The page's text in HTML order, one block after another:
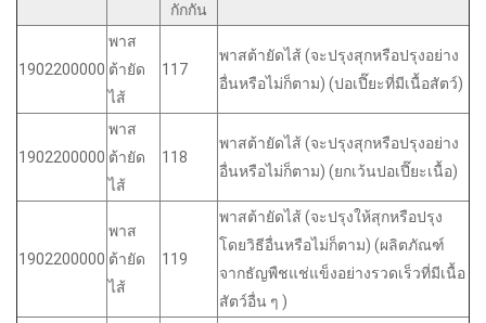
กักกัน
1902200000
พาส
ต้ายัด
ไส้
117
พาสต้ายัดไส้ (จะปรุงสุกหรือปรุงอย่าง
อื่นหรือไม่ก็ตาม) (ปอเปี๊ยะที่มีเนื้อสัตว์)
1902200000
พาส
ต้ายัด
ไส้
118
พาสต้ายัดไส้ (จะปรุงสุกหรือปรุงอย่าง
อื่นหรือไม่ก็ตาม) (ยกเว้นปอเปี๊ยะเนื้อ)
1902200000
พาส
ต้ายัด
ไส้
119
พาสต้ายัดไส้ (จะปรุงให้สุกหรือปรุง
โดยวิธีอื่นหรือไม่ก็ตาม) (ผลิตภัณฑ์
จากธัญพืชแช่แข็งอย่างรวดเร็วที่มีเนื้อ
สัตว์อื่น ๆ )